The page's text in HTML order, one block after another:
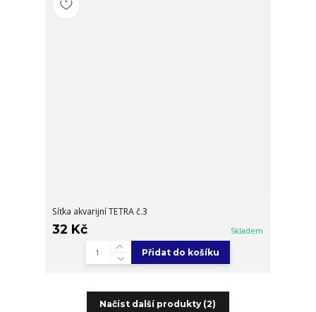
Síťka akvarijní TETRA č.3
32 Kč Skladem
Přidat do košíku
Načíst další produkty (2)